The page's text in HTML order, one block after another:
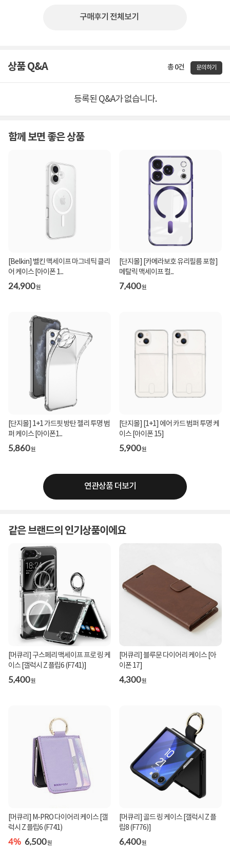
구매후기 전체보기
상품 Q&A 총 0건 문의하기
등록된 Q&A가 없습니다.
함께 보면 좋은 상품
[Belkin] 벨킨 맥세이프 마그네틱 클리
어 케이스 [아이폰 1...
24,900원
[단지몰] [카메라보호 유리필름 포함]
메탈릭 맥세이프 컬...
7,400원
[단지몰] 1+1 가드핏 방탄 젤리 투명 범
퍼 케이스 [아이폰1...
5,860원
[단지몰] [1+1] 에어 카드 범퍼 투명 케
이스 [아이폰 15]
5,900원
연관상품 더보기
같은 브랜드의 인기상품이에요
[머큐리] 구스페리 맥세이프 프로 링 케
이스 [갤럭시 Z 플립6 (F741)]
5,400원
[머큐리] 블루문 다이어리 케이스 [아
이폰 17]
4,300원
[머큐리] M-PRO 다이어리 케이스 [갤
럭시 Z 플립6 (F741)
4% 6,500원
[머큐리] 골드 링 케이스 [갤럭시 Z 플
립8 (F776)]
6,400원